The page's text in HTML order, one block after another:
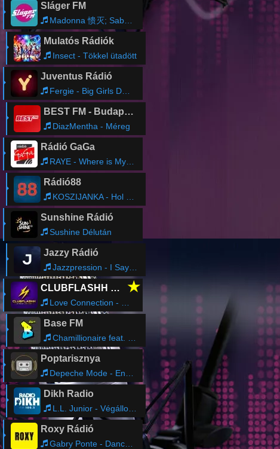
Sláger FM
Madonna 愦灭; Sabrina Carpenter - Bring Your Love
Mulatós Rádiók
Insect - Tökkel ütadött
Juventus Rádió
Fergie - Big Girls Don't Cry
BEST FM - Budapest
DiazMentha - Méreg
Rádió GaGa
RAYE - Where is My Husband!
Rádió88
KOSZIJANKA - Hol voltál?
Sunshine Rádió
Sushine Délután
Jazzy Rádió
Jazzpression - I Say Goodbye
CLUBFLASHH Radio ★
Love Connection - The Bomb (Triple X FM Cut)
Base FM
Chamillionaire feat. Krayzie Bone - Ridin'
Poptarisznya
Depeche Mode - Enjoy The Silence
Dikh Radio
L.L. Junior - Végállomás
Roxy Rádió
Gabry Ponte - Dance Dance feat Alessandra